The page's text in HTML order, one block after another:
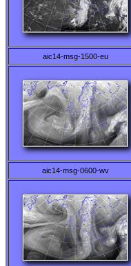
aic14-msg-1500-eu
aic14-msg-0600-wv